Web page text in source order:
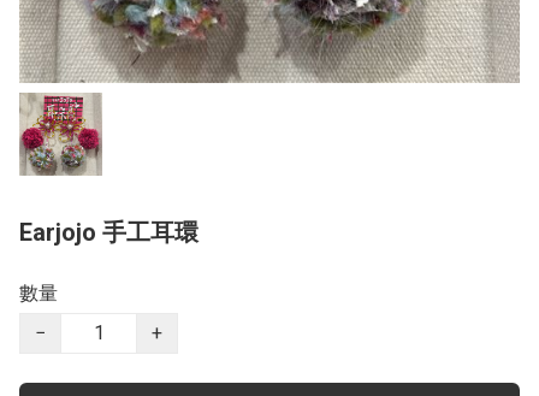
Earjojo 手工耳環
數量
−
+